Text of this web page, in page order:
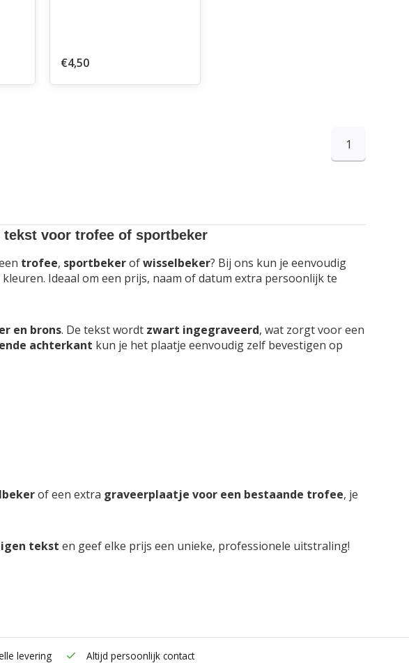
€4,50
1
tekst voor trofee of sportbeker
trofee, sportbekerofwisselbeker? Bij ons kun je eenvoudig
Ideaal om een prijs, naam of datum extra persoonlijk te
en brons. De tekst wordt zwart ingegraveerd, wat zorgt voor een
achterkant kun je het plaatje eenvoudig zelf bevestigen op
of een extra graveerplaatje voor een bestaande trofee, je
tekst en geef elke prijs een unieke, professionele uitstraling!
levering Altijd persoonlijk contact